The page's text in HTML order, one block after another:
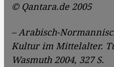
© Qantara.de 2005
– Arabisch-
Kultur im Mittelalter.
Wasmuth 2004, 327 S.